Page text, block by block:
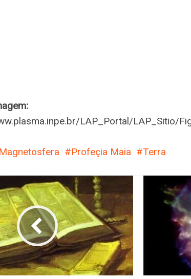
LAP_Portal/LAP_Sitio/
Magnetosfera Profeçia Maia Terra